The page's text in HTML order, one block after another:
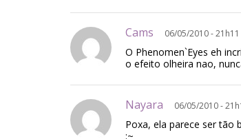
Cams 06/05/2010 - 21h11
O Phenomen`Eyes eh
o efeito olheira nao,
Nayara 06/05/2010 -
Poxa, ela parece ser tão
:~